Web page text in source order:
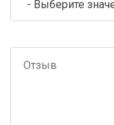
- Выберите